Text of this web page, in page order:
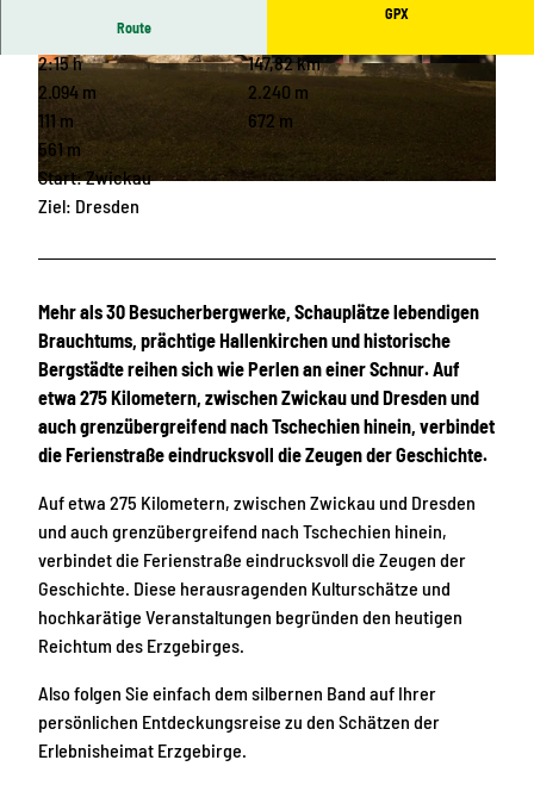
© Rene Jungnickel, Stadt- und Bergbaumuseu
© Greg Snell Media, Erlebnisheimat Erzgebirge
Route
GPX
2:15 h
147,82 km
2.094 m
2.240 m
111 m
672 m
561 m
Start: Zwickau
Ziel: Dresden
Mehr als 30 Besucherbergwerke, Schauplätze lebendigen
Brauchtums, prächtige Hallenkirchen und historische
Bergstädte reihen sich wie Perlen an einer Schnur. Auf
etwa 275 Kilometern, zwischen Zwickau und Dresden und
auch grenzübergreifend nach Tschechien hinein, verbindet
die Ferienstraße eindrucksvoll die Zeugen der Geschichte.
Auf etwa 275 Kilometern, zwischen Zwickau und Dresden
und auch grenzübergreifend nach Tschechien hinein,
verbindet die Ferienstraße eindrucksvoll die Zeugen der
Geschichte. Diese herausragenden Kulturschätze und
hochkarätige Veranstaltungen begründen den heutigen
Reichtum des Erzgebirges.
Also folgen Sie einfach dem silbernen Band auf Ihrer
persönlichen Entdeckungsreise zu den Schätzen der
Erlebnisheimat Erzgebirge.